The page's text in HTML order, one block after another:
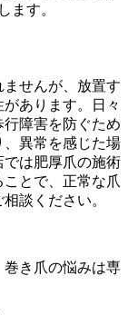
ます。
せんが、放置す
あります。日々
障害を防ぐため
異常を感じた場
は肥厚爪の施術
とで、正常な爪
談ください。
き爪の悩みは専